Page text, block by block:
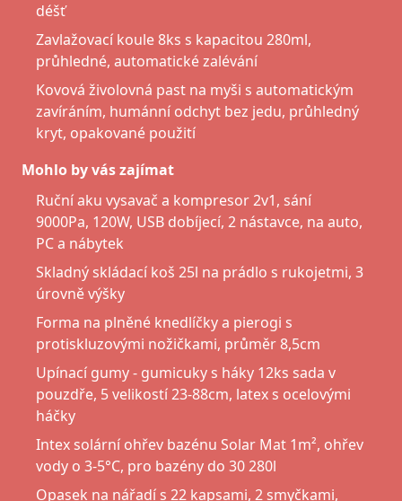
déšť
Zavlažovací koule 8ks s kapacitou 280ml,
průhledné, automatické zalévání
Kovová živolovná past na myši s automatickým
zavíráním, humánní odchyt bez jedu, průhledný
kryt, opakované použití
Mohlo by vás zajímat
Ruční aku vysavač a kompresor 2v1, sání
9000Pa, 120W, USB dobíjecí, 2 nástavce, na auto,
PC a nábytek
Skladný skládací koš 25l na prádlo s rukojetmi, 3
úrovně výšky
Forma na plněné knedlíčky a pierogi s
protiskluzovými nožičkami, průměr 8,5cm
Upínací gumy - gumicuky s háky 12ks sada v
pouzdře, 5 velikostí 23-88cm, latex s ocelovými
háčky
Intex solární ohřev bazénu Solar Mat 1m², ohřev
vody o 3-5°C, pro bazény do 30 280l
Opasek na nářadí s 22 kapsami, 2 smyčkami,